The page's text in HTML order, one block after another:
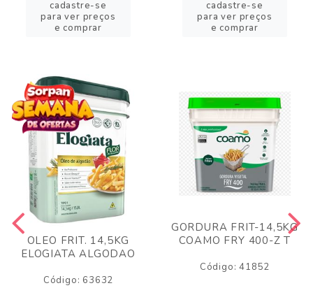
cadastre-se
para ver preços
e comprar
cadastre-se
para ver preços
e comprar
OLEO FRIT. 14,5KG
ELOGIATA ALGODAO
Código: 63632
GORDURA FRIT-14,5KG
COAMO FRY 400-Z T
Código: 41852